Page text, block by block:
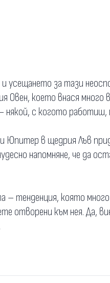
усещането за тази
което внася
с когото
в щедрия Лъв
напомняне, че да
тенденция, която
отворени към нея. Да,